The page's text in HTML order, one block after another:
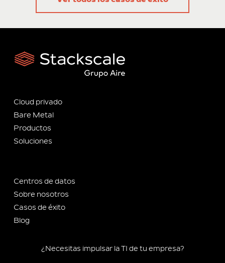
Cloud privado
Bare Metal
Productos
Soluciones
Centros de datos
Sobre nosotros
Casos de éxito
Blog
¿Necesitas impulsar la TI de tu empresa?